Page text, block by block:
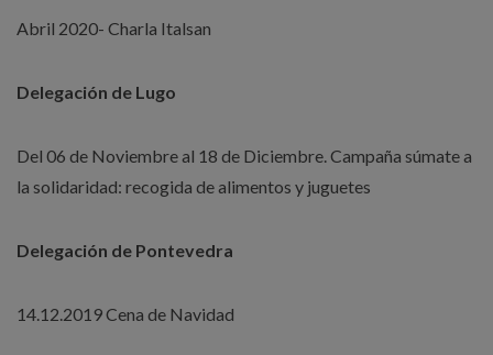
Abril 2020- Charla Italsan
Delegación de Lugo
Del 06 de Noviembre al 18 de Diciembre. Campaña súmate a
la solidaridad: recogida de alimentos y juguetes
Delegación de Pontevedra
14.12.2019 Cena de Navidad